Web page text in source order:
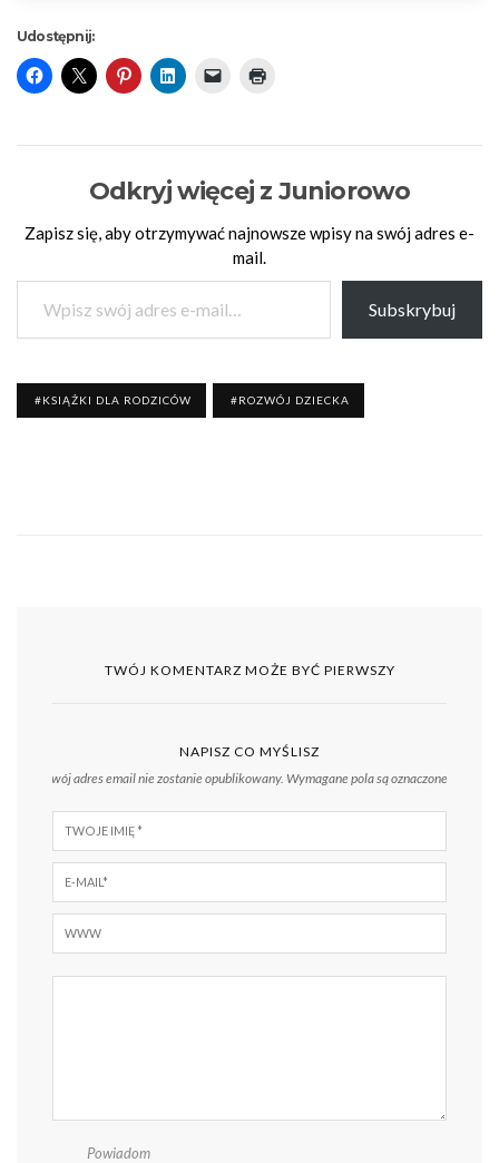
Udostępnij:
Odkryj więcej z Juniorowo
Zapisz się, aby otrzymywać najnowsze wpisy na swój adres e-
mail.
Wpisz swój adres e-mail…
Subskrybuj
KSIĄŻKI DLA RODZICÓW ROZWÓJ DZIECKA
TWÓJ KOMENTARZ MOŻE BYĆ PIERWSZY
NAPISZ CO MYŚLISZ
Twój adres email nie zostanie opublikowany. Wymagane pola są oznaczone
Powiadom